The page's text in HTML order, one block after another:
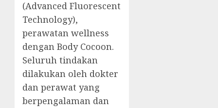
(Advanced Fluorescent
Technology),
perawatan wellness
dengan Body Cocoon.
Seluruh tindakan
dilakukan oleh dokter
dan perawat yang
berpengalaman dan